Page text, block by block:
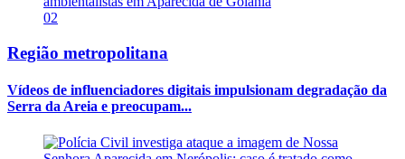
02
Região metropolitana
Vídeos de influenciadores digitais impulsionam degradação da
Serra da Areia e preocupam...